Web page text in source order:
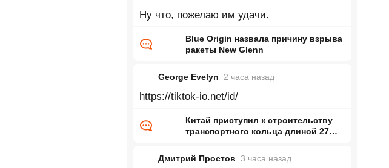
Ну что, пожелаю им удачи.
Blue Origin назвала причину взрыва
ракеты New Glenn
George Evelyn 2 часа назад
https://tiktok-io.net/id/
Китай приступил к строительству
транспортного кольца длиной 27
Дмитрий Простов 3 часа назад